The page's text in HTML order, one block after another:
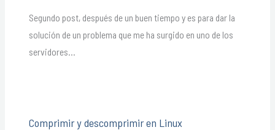
Segundo post, después de un buen tiempo y es para dar la
solución de un problema que me ha surgido en uno de los
servidores…
Comprimir y descomprimir en Linux